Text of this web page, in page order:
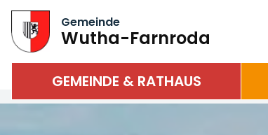
Gemeinde
Wutha-Farnroda
GEMEINDE & RATHAUS